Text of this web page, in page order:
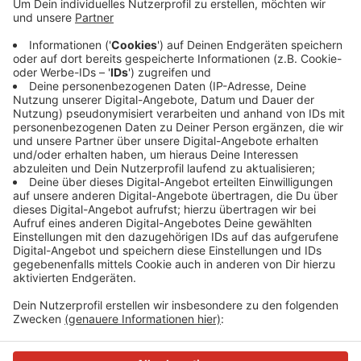
Anzeige
Er lebt in einem Seniorenzentrum an der
Bismarckstraße. Die Polizei hat bereits mit Hilfe eines
Hubschraubers und eines Personenspürhundes nach
dem 91-Jährigen gesucht.Hiergibt es ein Foto der
vermissten Haaners.
Anzeige
Anzeige